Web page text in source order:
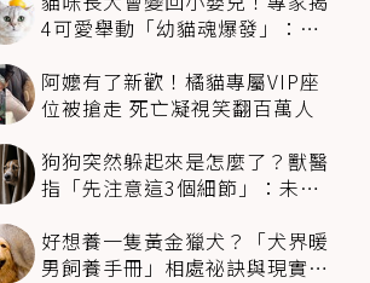
4可愛舉動「幼貓魂爆發」：本
阿嬤有了新歡！橘貓專屬VIP座
位被搶走 死亡凝視笑翻百萬人
狗狗突然躲起來是怎麼了？獸醫
指「先注意這3個細節」：未必
好想養一隻黃金獵犬？「犬界暖
男飼養手冊」相處祕訣與現實面